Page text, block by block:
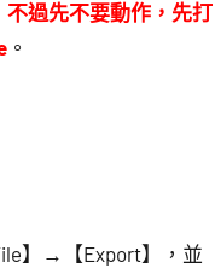
過先不要動作，先打
。
】→【Export】，並